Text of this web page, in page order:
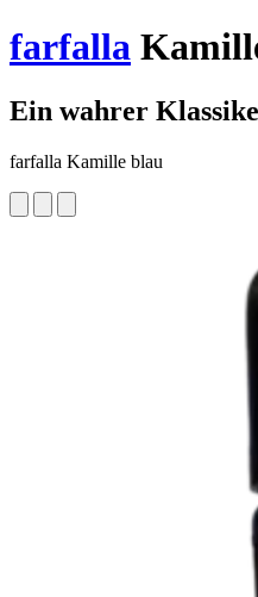
farfalla
Ein wahrer
farfalla Kamille blau